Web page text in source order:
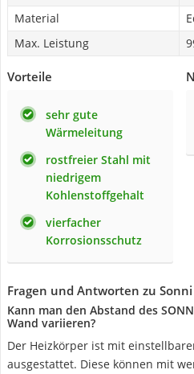
Material
Max. Leistung
Vorteile
sehr gute
Wärmeleitung
rostfreier Stahl mit
niedrigem
Kohlenstoffgehalt
vierfacher
Korrosionsschutz
Fragen und Antworten zu
Kann man den Abstand des
Wand variieren?
Der Heizkörper ist mit
ausgestattet. Diese können mit